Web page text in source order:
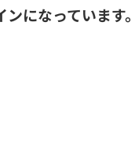
になっています。